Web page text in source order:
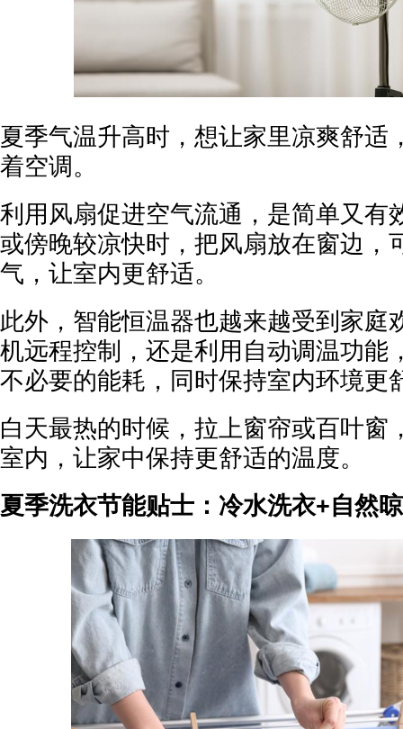
夏季气温升高时，想让家里凉爽舒适
着空调。
利用风扇促进空气流通，是简单又有
或傍晚较凉快时，把风扇放在窗边，
气，让室内更舒适。
此外，智能恒温器也越来越受到家庭
机远程控制，还是利用自动调温功能
不必要的能耗，同时保持室内环境更
白天最热的时候，拉上窗帘或百叶窗
室内，让家中保持更舒适的温度。
夏季洗衣节能贴士：冷水洗衣+自然